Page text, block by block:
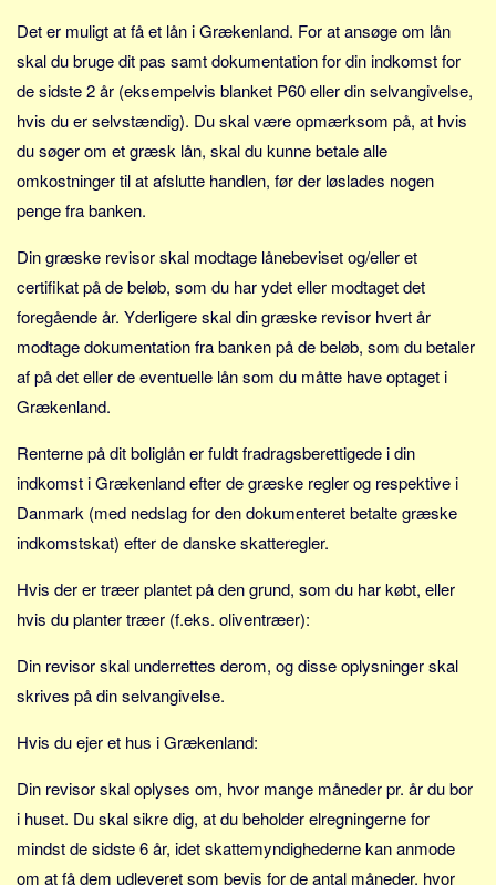
Det er muligt at få et lån i Grækenland. For at ansøge om lån
skal du bruge dit pas samt dokumentation for din indkomst for
de sidste 2 år (eksempelvis blanket P60 eller din selvangivelse,
hvis du er selvstændig). Du skal være opmærksom på, at hvis
du søger om et græsk lån, skal du kunne betale alle
omkostninger til at afslutte handlen, før der løslades nogen
penge fra banken.
Din græske revisor skal modtage lånebeviset og/eller et
certifikat på de beløb, som du har ydet eller modtaget det
foregående år. Yderligere skal din græske revisor hvert år
modtage dokumentation fra banken på de beløb, som du betaler
af på det eller de eventuelle lån som du måtte have optaget i
Grækenland.
Renterne på dit boliglån er fuldt fradragsberettigede i din
indkomst i Grækenland efter de græske regler og respektive i
Danmark (med nedslag for den dokumenteret betalte græske
indkomstskat) efter de danske skatteregler.
Hvis der er træer plantet på den grund, som du har købt, eller
hvis du planter træer (f.eks. oliventræer):
Din revisor skal underrettes derom, og disse oplysninger skal
skrives på din selvangivelse.
Hvis du ejer et hus i Grækenland:
Din revisor skal oplyses om, hvor mange måneder pr. år du bor
i huset. Du skal sikre dig, at du beholder elregningerne for
mindst de sidste 6 år, idet skattemyndighederne kan anmode
om at få dem udleveret som bevis for de antal måneder, hvor